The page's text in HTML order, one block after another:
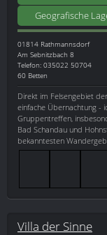
Geografische
01814 Rathmannsdorf
Am Sebnitzbach 8
Telefon: 035022 50704
60 Betten
Direkt im Felsengebiet
einfache Übernachtung -
Gruppentreffen,
Bad Schandau und
bekanntesten
Villa der Sinne